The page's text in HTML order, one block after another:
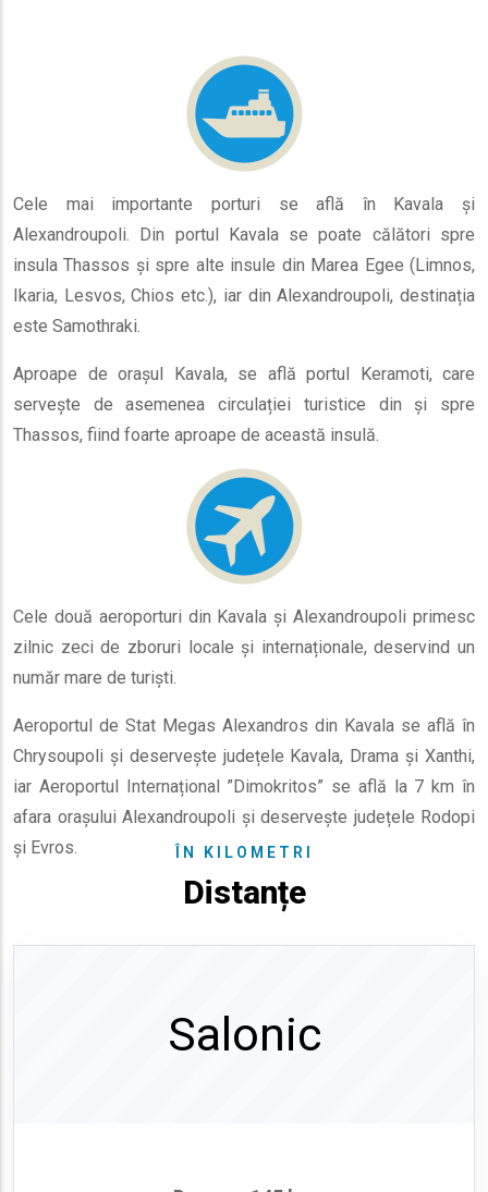
Cele mai importante porturi se află în Kavala și
Alexandroupoli. Din portul Kavala se poate călători spre
insula Thassos și spre alte insule din Marea Egee (Limnos,
Ikaria, Lesvos, Chios etc.), iar din Alexandroupoli, destinația
este Samothraki.
Aproape de orașul Kavala, se află portul Keramoti, care
servește de asemenea circulației turistice din și spre
Thassos, fiind foarte aproape de această insulă.
Cele două aeroporturi din Kavala și Alexandroupoli primesc
zilnic zeci de zboruri locale și internaționale, deservind un
număr mare de turiști.
Aeroportul de Stat Megas Alexandros din Kavala se află în
Chrysoupoli și deservește județele Kavala, Drama și Xanthi,
iar Aeroportul Internațional ”Dimokritos” se află la 7 km în
afara orașului Alexandroupoli și deservește județele Rodopi
și Evros.
ÎN KILOMETRI
Distanțe
Salonic